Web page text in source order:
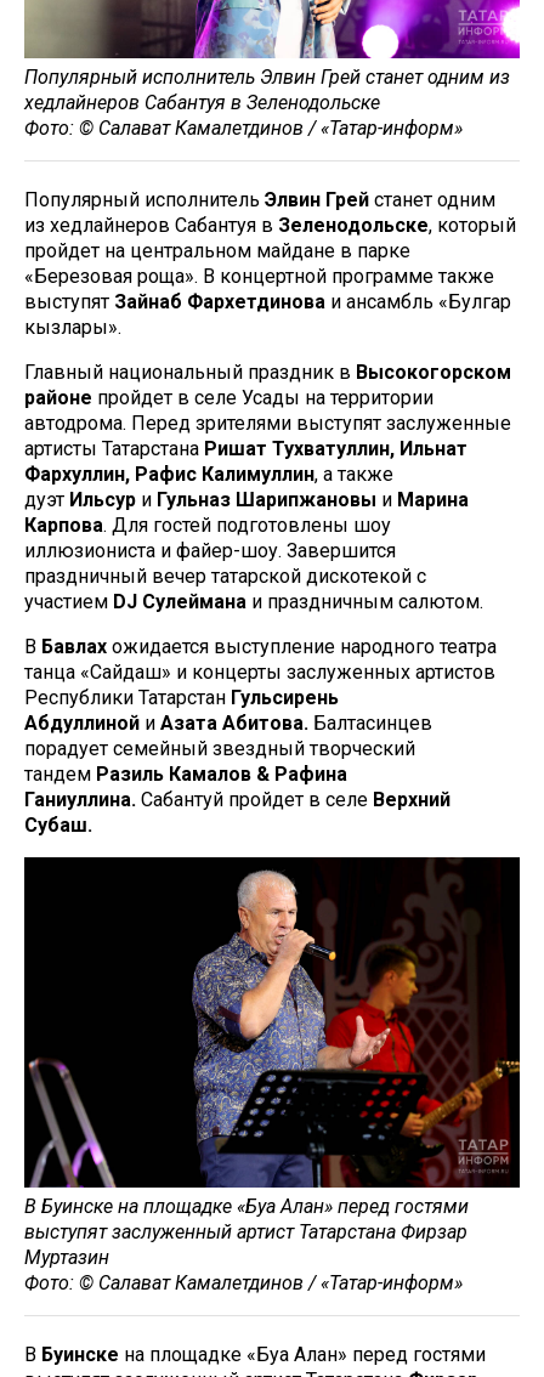
Популярный исполнитель Элвин Грей станет одним из
хедлайнеров Сабантуя в Зеленодольске
Фото: © Салават Камалетдинов / «Татар-информ»
Популярный исполнитель Элвин Грей станет одним
из хедлайнеров Сабантуя в Зеленодольске, который
пройдет на центральном майдане в парке
«Березовая роща». В концертной программе также
выступят Зайнаб Фархетдинова и ансамбль «Булгар
кызлары».
Главный национальный праздник в Высокогорском
районе пройдет в селе Усады на территории
автодрома. Перед зрителями выступят заслуженные
артисты Татарстана Ришат Тухватуллин, Ильнат
Фархуллин, Рафис Калимуллин, а также
дуэт Ильсур и Гульназ Шарипжановы и Марина
Карпова. Для гостей подготовлены шоу
иллюзиониста и файер-шоу. Завершится
праздничный вечер татарской дискотекой с
участием DJ Сулеймана и праздничным салютом.
В Бавлах ожидается выступление народного театра
танца «Сайдаш» и концерты заслуженных артистов
Республики Татарстан Гульсирень
Абдуллиной и Азата Абитова. Балтасинцев
порадует семейный звездный творческий
тандем Разиль Камалов & Рафина
Ганиуллина. Сабантуй пройдет в селе Верхний
Субаш.
В Буинске на площадке «Буа Алан» перед гостями
выступят заслуженный артист Татарстана Фирзар
Муртазин
Фото: © Салават Камалетдинов / «Татар-информ»
В Буинске на площадке «Буа Алан» перед гостями